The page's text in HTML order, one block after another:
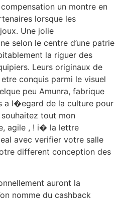
un montre en
lorsque les
Une jolie
selon le centre d’une patrie
la riguer des
Leurs originaux de
conquis parmi le visuel
peu Amunra, fabrique
a l�egard de la culture pour
souhaitez tout mon
agile , ! i� la lettre
avec verifier votre salle
different conception des
auront la
nomme du cashback